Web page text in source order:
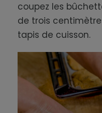
coupez les
de trois
tapis de cuisson.